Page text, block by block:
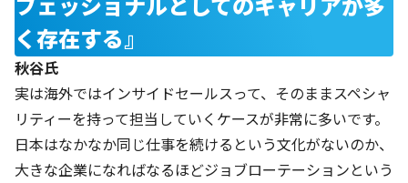
フェッショナルとしてのキャリアが多
く存在する』
秋谷氏
実は海外ではインサイドセールスって、そのままスペシャ
リティーを持って担当していくケースが非常に多いです。
日本はなかなか同じ仕事を続けるという文化がないのか、
大きな企業になればなるほどジョブローテーションという